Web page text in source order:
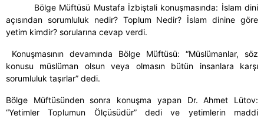
Bölge Müftüsü Mustafa İzbiştali konuşmasında: İslam dini
açısından sorumluluk nedir? Toplum Nedir? İslam dinine göre
yetim kimdir? sorularına cevap verdi.
Konuşmasının devamında Bölge Müftüsü: “Müslümanlar, söz
konusu müslüman olsun veya olmasın bütün insanlara karşı
sorumluluk taşırlar” dedi.
Bölge Müftüsünden sonra konuşma yapan Dr. Ahmet Lütov:
“Yetimler Toplumun Ölçüsüdür” dedi ve yetimlerin maddi